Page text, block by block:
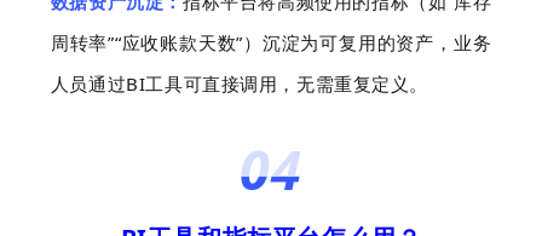
周转率”“应收账款天数”）沉淀为可复用的资产，业务
人员通过BI工具可直接调用，无需重复定义。
04